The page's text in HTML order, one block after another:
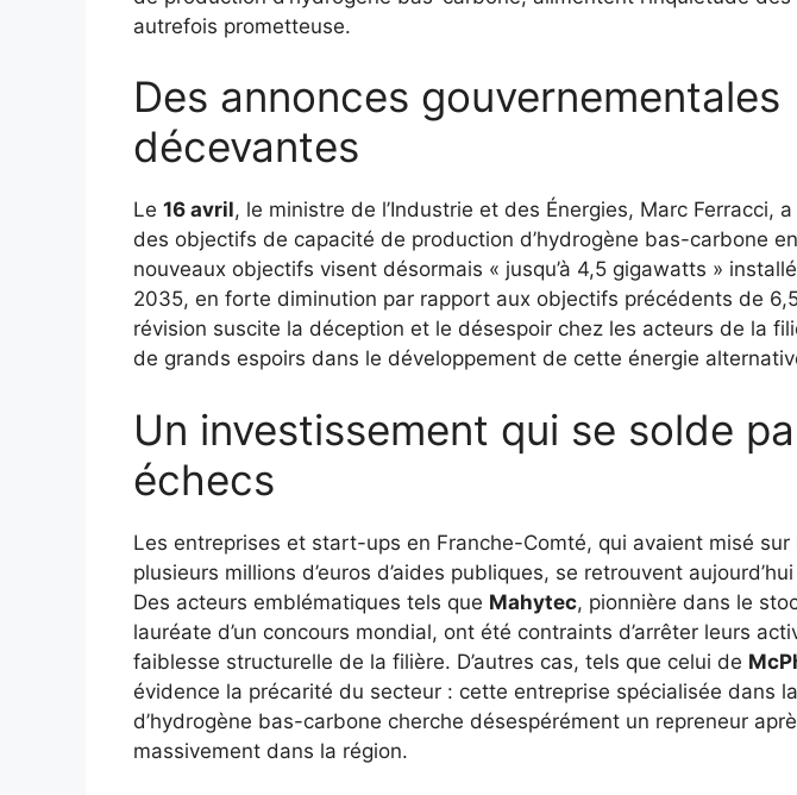
autrefois prometteuse.
Des annonces gouvernementales
décevantes
Le 16 avril, le ministre de l’Industrie et des Énergies, Marc Ferracci,
des objectifs de capacité de production d’hydrogène bas-carbone
nouveaux objectifs visent désormais « jusqu’à 4,5 gigawatts »
2035, en forte diminution par rapport aux objectifs précédents de
révision suscite la déception et le désespoir chez les acteurs de la
de grands espoirs dans le développement de cette énergie
Un investissement qui se solde
échecs
Les entreprises et start-ups en Franche-Comté, qui avaient misé sur
plusieurs millions d’euros d’aides publiques, se retrouvent
Des acteurs emblématiques tels que Mahytec, pionnière dans le
lauréate d’un concours mondial, ont été contraints d’arrêter leurs
faiblesse structurelle de la filière. D’autres cas, tels que celui de
évidence la précarité du secteur : cette entreprise spécialisée dans
d’hydrogène bas-carbone cherche désespérément un repreneur
massivement dans la région.